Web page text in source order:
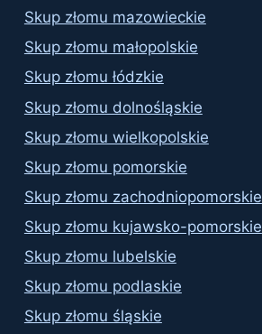
Skup złomu mazowieckie
Skup złomu małopolskie
Skup złomu łódzkie
Skup złomu dolnośląskie
Skup złomu wielkopolskie
Skup złomu pomorskie
Skup złomu zachodniopomorskie
Skup złomu kujawsko-pomorskie
Skup złomu lubelskie
Skup złomu podlaskie
Skup złomu śląskie